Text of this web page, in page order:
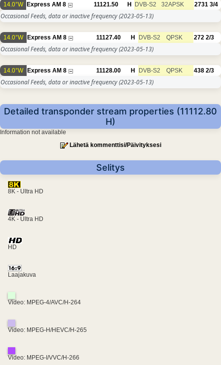
14.0°W Express AM 8 11121.50 H DVB-S2 32APSK 2731 3/4
Occasional Feeds, data or inactive frequency(2023-05-13)
14.0°W Express AM 8 11127.40 H DVB-S2 QPSK 272 2/3
Occasional Feeds, data or inactive frequency(2023-05-13)
14.0°W Express AM 8 11128.00 H DVB-S2 QPSK 438 2/3
Occasional Feeds, data or inactive frequency(2023-05-13)
Detailed transponder stream properties (11112.80
H)
Information not available
Lähetä kommenttisi/Päivityksesi
Selitys
8K - Ultra HD
4K - Ultra HD
HD
Laajakuva
Video: MPEG-4/AVC/H-264
Video: MPEG-H/HEVC/H-265
Video: MPEG-I/VVC/H-266